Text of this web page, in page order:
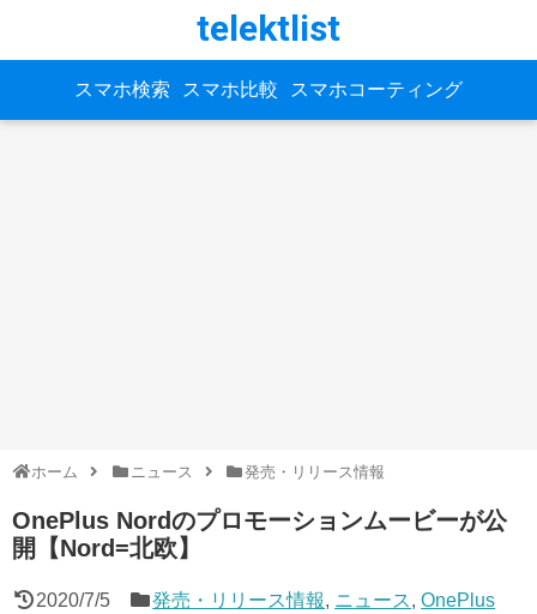
telektlist
スマホ検索 スマホ比較 スマホコーティング
ホーム ニュース 発売・リリース情報
OnePlus Nordのプロモーションムービーが公
開【Nord=北欧】
2020/7/5 発売・リリース情報, ニュース,OnePlus